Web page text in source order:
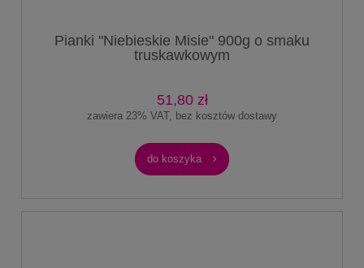
Pianki "Niebieskie Misie" 900g o smaku
truskawkowym
51,80 zł
zawiera 23% VAT, bez kosztów dostawy
do koszyka